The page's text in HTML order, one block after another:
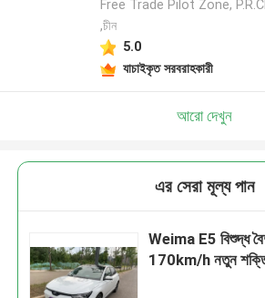
Free Trade Pilot Zone,
,চীন
5.0
যাচাইকৃত সরবরাহকারী
আরো দেখুন
এর সেরা মূল্য পান
Weima E5 বিশুদ্ধ
170km/h নতুন শক্তি